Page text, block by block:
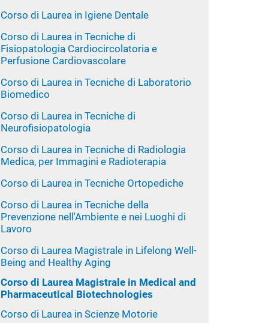
Corso di Laurea in Igiene Dentale
Corso di Laurea in Tecniche di
Fisiopatologia Cardiocircolatoria e
Perfusione Cardiovascolare
Corso di Laurea in Tecniche di Laboratorio
Biomedico
Corso di Laurea in Tecniche di
Neurofisiopatologia
Corso di Laurea in Tecniche di Radiologia
Medica, per Immagini e Radioterapia
Corso di Laurea in Tecniche Ortopediche
Corso di Laurea in Tecniche della
Prevenzione nell'Ambiente e nei Luoghi di
Lavoro
Corso di Laurea Magistrale in Lifelong Well-
Being and Healthy Aging
Corso di Laurea Magistrale in Medical and
Pharmaceutical Biotechnologies
Corso di Laurea in Scienze Motorie